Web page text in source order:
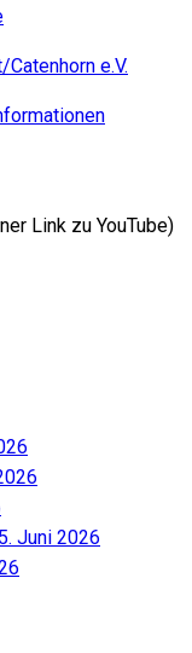
e.V.
Link zu YouTube)
Juni 2026